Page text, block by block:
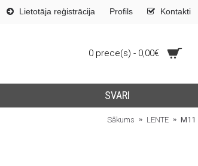
Lietotāja reģistrācija Profils Kontakti
0 prece(s) - 0,00€
SVARI
Sākums LENTE M11